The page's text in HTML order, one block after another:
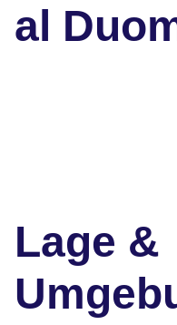
al
Lage &